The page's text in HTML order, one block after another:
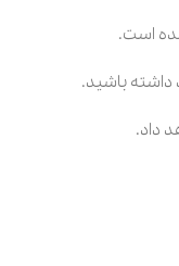
است.
باشید.
داد.